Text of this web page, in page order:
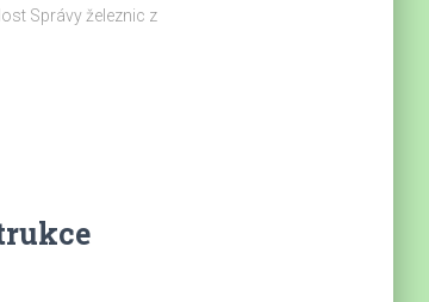
Správy železnic z